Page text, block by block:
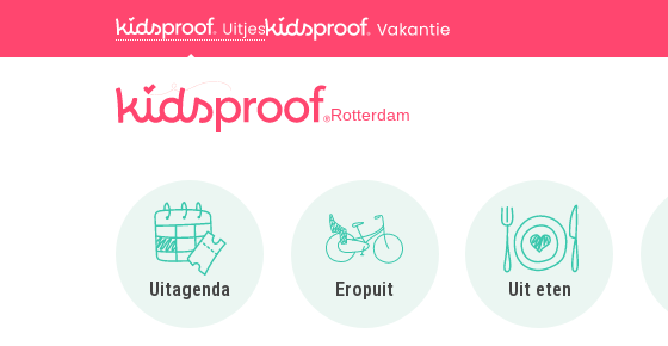
Rotterdam
Uitagenda
Ga naar Uitagenda
Eropuit
Ga naar Eropuit
Uit eten
Ga naar Uit eten